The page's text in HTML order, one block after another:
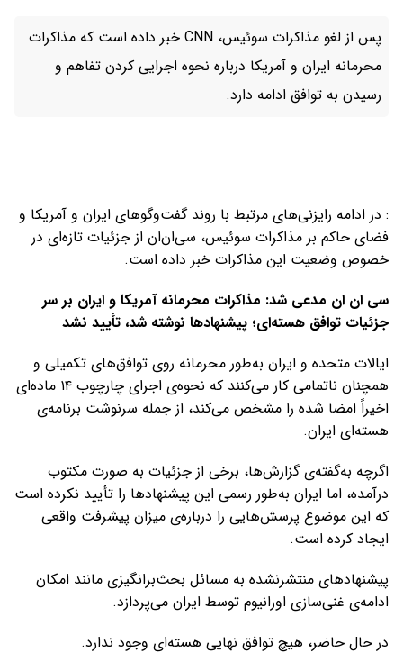
پس از لغو مذاکرات سوئیس، CNN خبر داده است که مذاکرات
محرمانه ایران و آمریکا درباره نحوه اجرایی کردن تفاهم و
رسیدن به توافق ادامه دارد.
: در ادامه رایزنی‌های مرتبط با روند گفت‌وگوهای ایران و آمریکا و
فضای حاکم بر مذاکرات سوئیس، سی‌ان‌ان از جزئیات تازه‌ای در
خصوص وضعیت این مذاکرات خبر داده است.
سی ان ان مدعی شد: مذاکرات محرمانه آمریکا و ایران بر سر
جزئیات توافق هسته‌ای؛ پیشنهادها نوشته شد، تأیید نشد
ایالات متحده و ایران به‌طور محرمانه روی توافق‌های تکمیلی و
همچنان ناتمامی کار می‌کنند که نحوه‌ی اجرای چارچوب ۱۴ ماده‌ای
اخیراً امضا شده را مشخص می‌کند، از جمله سرنوشت برنامه‌ی
هسته‌ای ایران.
اگرچه به‌گفته‌ی گزارش‌ها، برخی از جزئیات به صورت مکتوب
درآمده، اما ایران به‌طور رسمی این پیشنهادها را تأیید نکرده است
که این موضوع پرسش‌هایی را درباره‌ی میزان پیشرفت واقعی
ایجاد کرده است.
پیشنهادهای منتشرنشده به مسائل بحث‌برانگیزی مانند امکان
ادامه‌ی غنی‌سازی اورانیوم توسط ایران می‌پردازد.
در حال حاضر، هیچ توافق نهایی هسته‌ای وجود ندارد.